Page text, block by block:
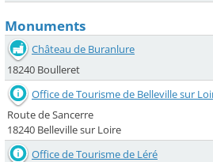
Monuments
Château de Buranlure
18240 Boulleret
Office de Tourisme de Belleville sur
Route de Sancerre
18240 Belleville sur Loire
Office de Tourisme de Léré